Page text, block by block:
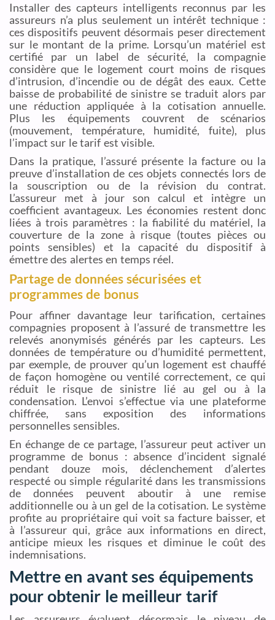
Installer des capteurs intelligents reconnus par les
assureurs n’a plus seulement un intérêt technique :
ces dispositifs peuvent désormais peser directement
sur le montant de la prime. Lorsqu’un matériel est
certifié par un label de sécurité, la compagnie
considère que le logement court moins de risques
d’intrusion, d’incendie ou de dégât des eaux. Cette
baisse de probabilité de sinistre se traduit alors par
une réduction appliquée à la cotisation annuelle.
Plus les équipements couvrent de scénarios
(mouvement, température, humidité, fuite), plus
l’impact sur le tarif est visible.
Dans la pratique, l’assuré présente la facture ou la
preuve d’installation de ces objets connectés lors de
la souscription ou de la révision du contrat.
L’assureur met à jour son calcul et intègre un
coefficient avantageux. Les économies restent donc
liées à trois paramètres : la fiabilité du matériel, la
couverture de la zone à risque (toutes pièces ou
points sensibles) et la capacité du dispositif à
émettre des alertes en temps réel.
Partage de données sécurisées et
programmes de bonus
Pour affiner davantage leur tarification, certaines
compagnies proposent à l’assuré de transmettre les
relevés anonymisés générés par les capteurs. Les
données de température ou d’humidité permettent,
par exemple, de prouver qu’un logement est chauffé
de façon homogène ou ventilé correctement, ce qui
réduit le risque de sinistre lié au gel ou à la
condensation. L’envoi s’effectue via une plateforme
chiffrée, sans exposition des informations
personnelles sensibles.
En échange de ce partage, l’assureur peut activer un
programme de bonus : absence d’incident signalé
pendant douze mois, déclenchement d’alertes
respecté ou simple régularité dans les transmissions
de données peuvent aboutir à une remise
additionnelle ou à un gel de la cotisation. Le système
profite au propriétaire qui voit sa facture baisser, et
à l’assureur qui, grâce aux informations en direct,
anticipe mieux les risques et diminue le coût des
indemnisations.
Mettre en avant ses équipements
pour obtenir le meilleur tarif